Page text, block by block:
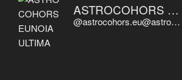
ASTROCOHORS EUNOIA ULTIMA
@astrocohors.eu@astrocohors.eu